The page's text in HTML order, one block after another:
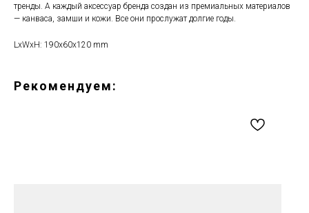
тренды. А каждый аксессуар бренда создан из премиальных материалов
— канваса, замши и кожи. Все они прослужат долгие годы.
LxWxH: 190x60x120 mm
Рекомендуем: